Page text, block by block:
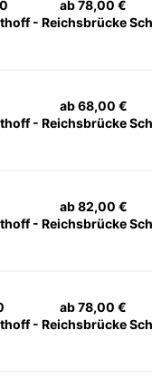
- Reichsbrücke
ab 78,00 €
- Reichsbrücke
ab 68,00 €
- Reichsbrücke
ab 82,00 €
- Reichsbrücke
ab 78,00 €